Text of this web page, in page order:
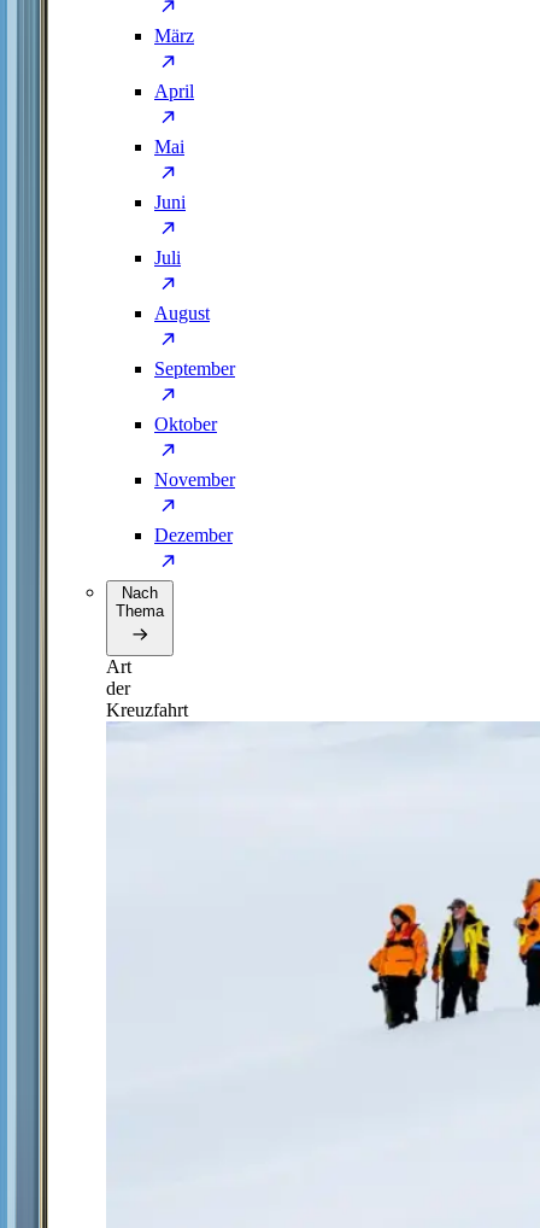
März
April
Mai
Juni
Juli
August
September
Oktober
November
Dezember
Nach
Thema
Art
der
Kreuzfahrt